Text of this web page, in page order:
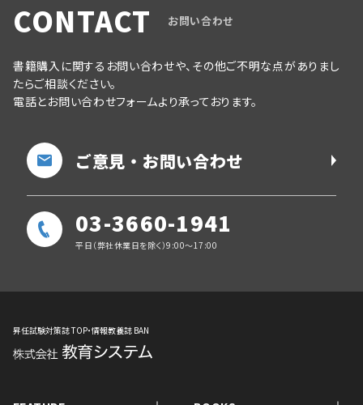
CONTACT お問い合わせ
書籍購入に関するお問い合わせや、その他ご不明な点がありまし
たらご相談ください。
電話とお問い合わせフォームより承っております。
ご意見・お問い合わせ
03-3660-1941
平日（弊社休業日を除く）9:00～17:00
昇任試験対策誌 TOP・情報教養誌 BAN